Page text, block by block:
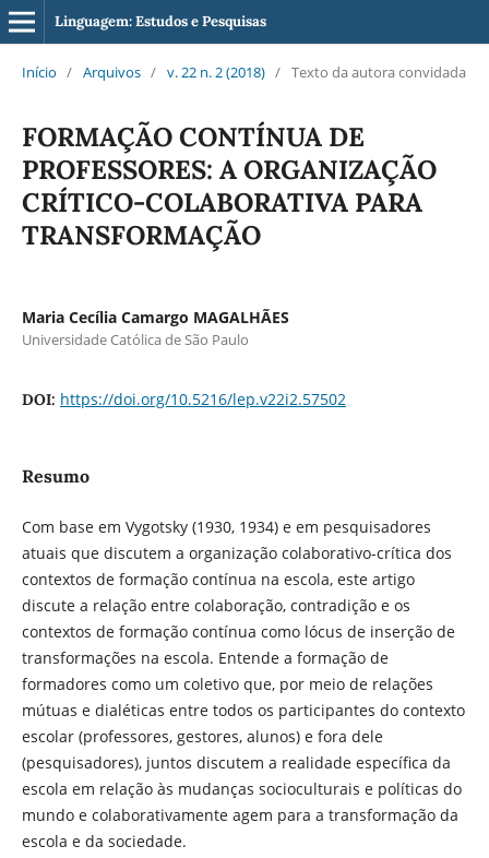
Linguagem: Estudos e Pesquisas
Início / Arquivos / v. 22 n. 2 (2018) / Texto da autora convidada
FORMAÇÃO CONTÍNUA DE
PROFESSORES: A ORGANIZAÇÃO
CRÍTICO-COLABORATIVA PARA
TRANSFORMAÇÃO
Maria Cecília Camargo MAGALHÃES
Universidade Católica de São Paulo
DOI: https://doi.org/10.5216/lep.v22i2.57502
Resumo
Com base em Vygotsky (1930, 1934) e em pesquisadores
atuais que discutem a organização colaborativo-crítica dos
contextos de formação contínua na escola, este artigo
discute a relação entre colaboração, contradição e os
contextos de formação contínua como lócus de inserção de
transformações na escola. Entende a formação de
formadores como um coletivo que, por meio de relações
mútuas e dialéticas entre todos os participantes do contexto
escolar (professores, gestores, alunos) e fora dele
(pesquisadores), juntos discutem a realidade específica da
escola em relação às mudanças socioculturais e políticas do
mundo e colaborativamente agem para a transformação da
escola e da sociedade.